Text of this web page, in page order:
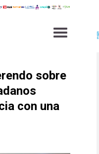
sobre
con una